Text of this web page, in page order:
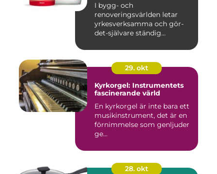
I bygg- och
renoveringsvärlden letar
yrkesverksamma och gör-
det-självare ständig...
29. okt
Kyrkorgel: Instrumentets
fascinerande värld
En kyrkorgel är inte bara ett
musikinstrument, det är en
förnimmelse som genljuder
ge...
28. okt